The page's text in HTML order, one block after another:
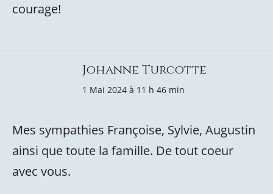
courage!
Johanne Turcotte
1 Mai 2024 à 11 h 46 min
Mes sympathies Françoise, Sylvie, Augustin
ainsi que toute la famille. De tout coeur
avec vous.